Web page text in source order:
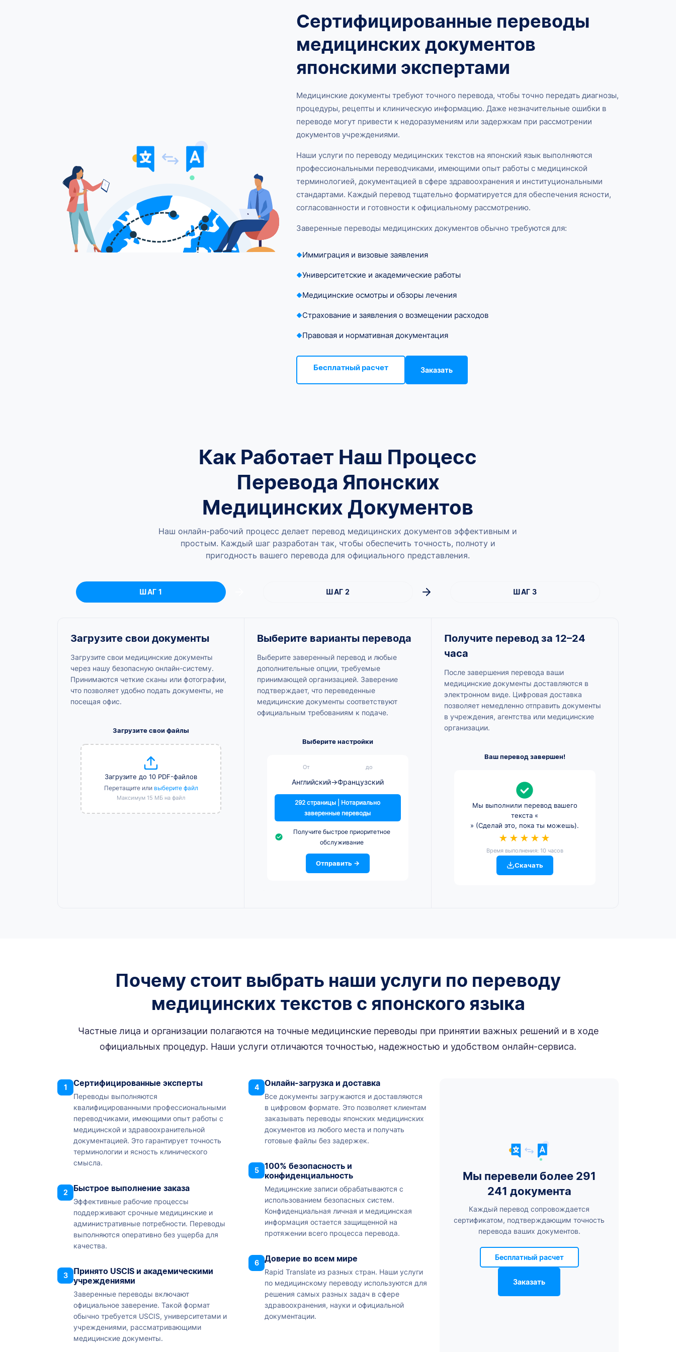
Сертифицированные переводы
медицинских документов
японскими экспертами
Медицинские документы требуют точного перевода, чтобы точно передать диагнозы,
процедуры, рецепты и клиническую информацию. Даже незначительные ошибки в
переводе могут привести к недоразумениям или задержкам при рассмотрении
документов учреждениями.
Наши услуги по переводу медицинских текстов на японский язык выполняются
профессиональными переводчиками, имеющими опыт работы с медицинской
терминологией, документацией в сфере здравоохранения и институциональными
стандартами. Каждый перевод тщательно форматируется для обеспечения ясности,
согласованности и готовности к официальному рассмотрению.
Заверенные переводы медицинских документов обычно требуются для:
Иммиграция и визовые заявления
Университетские и академические работы
Медицинские осмотры и обзоры лечения
Страхование и заявления о возмещении расходов
Правовая и нормативная документация
Бесплатный расчет Заказать
Как Работает Наш Процесс
Перевода Японских
Медицинских Документов
Наш онлайн-рабочий процесс делает перевод медицинских документов эффективным и
простым. Каждый шаг разработан так, чтобы обеспечить точность, полноту и
пригодность вашего перевода для официального представления.
ШАГ 1 ШАГ 2 ШАГ 3
Загрузите свои документы
Загрузите свои медицинские документы
через нашу безопасную онлайн-систему.
Принимаются четкие сканы или фотографии,
что позволяет удобно подать документы, не
посещая офис.
Загрузите свои файлы
Загрузите до 10 PDF-файлов
Перетащите или выберите файл
Максимум 15 МБ на файл
Выберите варианты перевода
Выберите заверенный перевод и любые
дополнительные опции, требуемые
принимающей организацией. Заверение
подтверждает, что переведенные
медицинские документы соответствуют
официальным требованиям к подаче.
Выберите настройки
От до
Английский→Французский
292 страницы | Нотариально
заверенные переводы
Получите быстрое приоритетное
обслуживание
Отправить →
Получите перевод за 12–24
часа
После завершения перевода ваши
медицинские документы доставляются в
электронном виде. Цифровая доставка
позволяет немедленно отправить документы
в учреждения, агентства или медицинские
организации.
Ваш перевод завершен!
Мы выполнили перевод вашего
текста «
» (Сделай это, пока ты можешь).
★★★★★
Время выполнения: 10 часов
Скачать
Почему стоит выбрать наши услуги по переводу
медицинских текстов с японского языка
Частные лица и организации полагаются на точные медицинские переводы при принятии важных решений и в ходе
официальных процедур. Наши услуги отличаются точностью, надежностью и удобством онлайн-сервиса.
1 Сертифицированные эксперты
Переводы выполняются
квалифицированными профессиональными
переводчиками, имеющими опыт работы с
медицинской и здравоохранительной
документацией. Это гарантирует точность
терминологии и ясность клинического
смысла.
2 Быстрое выполнение заказа
Эффективные рабочие процессы
поддерживают срочные медицинские и
административные потребности. Переводы
выполняются оперативно без ущерба для
качества.
3
Принято USCIS и академическими
учреждениями
Заверенные переводы включают
официальное заверение. Такой формат
обычно требуется USCIS, университетами и
учреждениями, рассматривающими
медицинские документы.
4 Онлайн-загрузка и доставка
Все документы загружаются и доставляются
в цифровом формате. Это позволяет клиентам
заказывать переводы японских медицинских
документов из любого места и получать
готовые файлы без задержек.
5
100% безопасность и
конфиденциальность
Медицинские записи обрабатываются с
использованием безопасных систем.
Конфиденциальная личная и медицинская
информация остается защищенной на
протяжении всего процесса перевода.
6 Доверие во всем мире
Rapid Translate из разных стран. Наши услуги
по медицинскому переводу используются для
решения самых разных задач в сфере
здравоохранения, науки и официальной
документации.
Мы перевели более 291
241 документа
Каждый перевод сопровождается
сертификатом, подтверждающим точность
перевода ваших документов.
Бесплатный расчет
Заказать